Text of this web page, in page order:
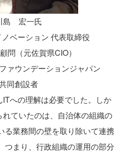
島 宏一氏
ベーション 代表取締役
問（元佐賀県CIO）
ァウンデーションジャパン
同創設者
への理解は必要でした。しか
れていたのは、自治体の組織の
る業務間の壁を取り除いて連携
つまり、行政組織の運用の部分